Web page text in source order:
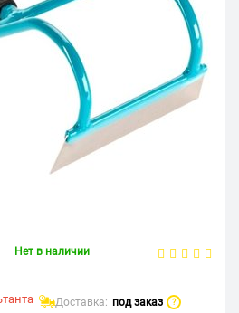
Нет в наличии
Доставка: под заказ ?